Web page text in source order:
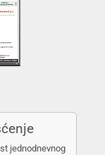
jednodnevnog